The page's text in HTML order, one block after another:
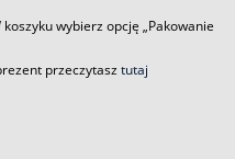
wybierz opcję „Pakowanie
przeczytasztutaj